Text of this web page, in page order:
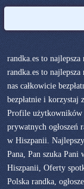
randka.es to
randka.es to
nas całkowicie
bezpłatnie i korzystaj
Profile użytkowników
prywatnych ogłoszeń
w Hiszpanii.
Pana, Pan szuka
Hiszpanii, Oferty
Polska randka,